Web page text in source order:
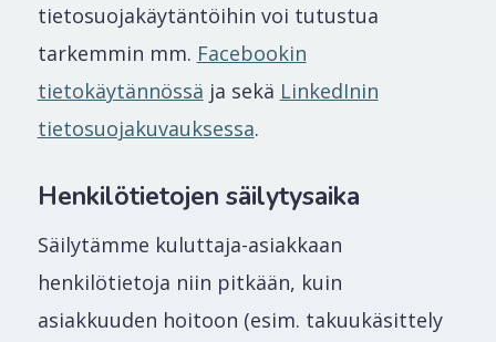
tietosuojakäytäntöihin voi tutustua
tarkemmin mm. Facebookin
tietokäytännössä ja sekä LinkedInin
tietosuojakuvauksessa.
Henkilötietojen säilytysaika
Säilytämme kuluttaja-asiakkaan
henkilötietoja niin pitkään, kuin
asiakkuuden hoitoon (esim. takuukäsittely